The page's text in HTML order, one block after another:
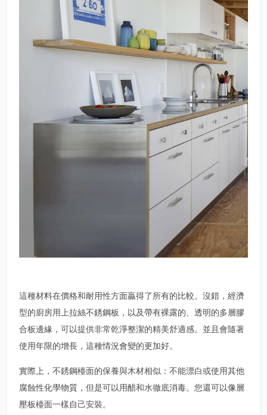
這種材料在價格和耐用性方面贏得了所有的比較。沒錯，經濟
型的廚房用上拉絲不銹鋼板，以及帶有裸露的、透明的多層膠
合板邊緣，可以提供非常乾淨整潔的精美舒適感。並且會隨著
使用年限的增長，這種情況會變的更加好。
實際上，不銹鋼檯面的保養與木材相似：不能漂白或使用其他
腐蝕性化學物質，但是可以用醋和水徹底消毒。您還可以像層
壓板檯面一樣自己安裝。